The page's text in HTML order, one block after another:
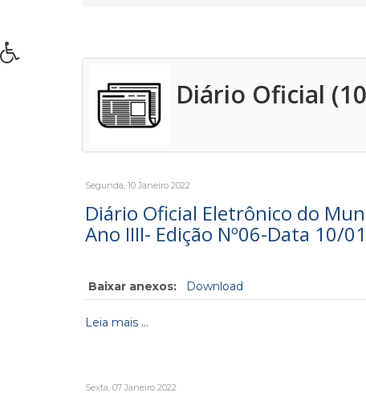
Diário Oficial
Segunda, 10 Janeiro 2022
Diário Oficial Eletrônico do
Ano IIII- Edição Nº06-Data 10/
Baixar anexos: Download
Leia mais ...
Sexta, 07 Janeiro 2022